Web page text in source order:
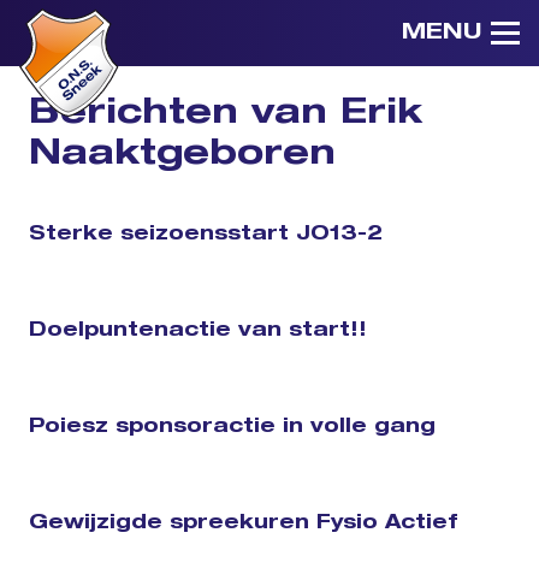
MENU
Berichten van Erik
Naaktgeboren
Sterke seizoensstart JO13-2
Doelpuntenactie van start!!
Poiesz sponsoractie in volle gang
Gewijzigde spreekuren Fysio Actief